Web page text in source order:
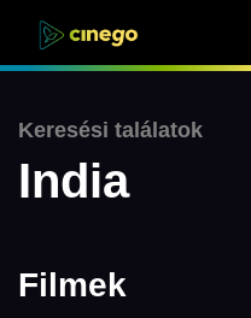
Keresési találatok
India
Filmek